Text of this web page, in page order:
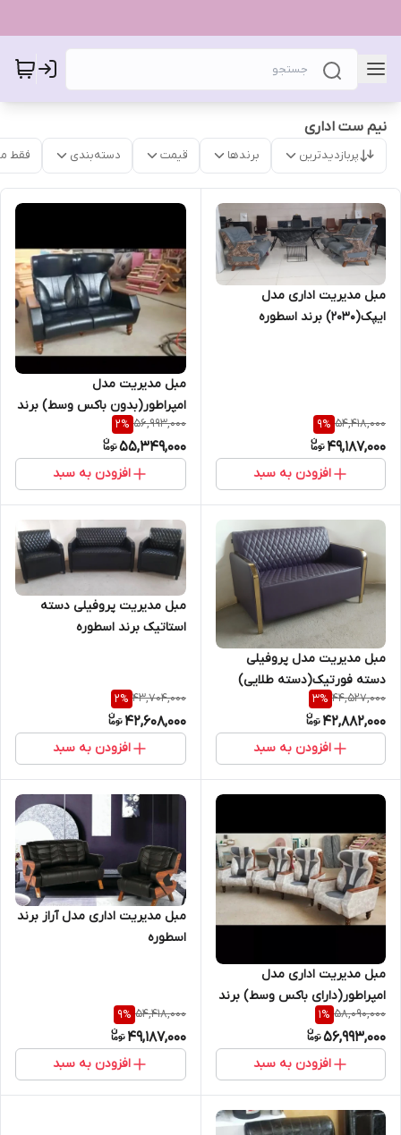
نیم ست اداری
پربازدیدترین برندها قیمت دسته‌بندی فقط
مبل مدیریت اداری مدل
ایپک(2030) برند اسطوره
54,418,000
9%
49,187,000
افزودن به سبد
مبل مدیریت مدل
امپراطور(بدون باکس وسط) برند
اسطوره
56,993,000
2%
55,349,000
افزودن به سبد
مبل مدیریت مدل پروفیلی
دسته فورتیک(دسته طلایی)
برند اسطوره
44,527,000
3%
42,882,000
افزودن به سبد
مبل مدیریت پروفیلی دسته
استاتیک برند اسطوره
43,704,000
2%
42,608,000
افزودن به سبد
مبل مدیریت اداری مدل
امپراطور(دارای باکس وسط) برند
اسطوره
58,090,000
1%
56,993,000
افزودن به سبد
مبل مدیریت اداری مدل آراز برند
اسطوره
54,418,000
9%
49,187,000
افزودن به سبد